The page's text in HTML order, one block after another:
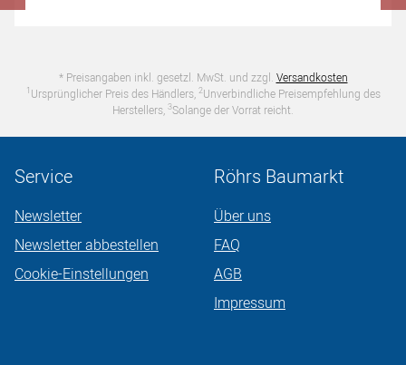
* Preisangaben inkl. gesetzl. MwSt. und zzgl. Versandkosten
1 Ursprünglicher Preis des Händlers, 2Unverbindliche Preisempfehlung des
Herstellers, 3Solange der Vorrat reicht.
Service
Newsletter
Newsletter abbestellen
Cookie-Einstellungen
Röhrs Baumarkt
Über uns
FAQ
AGB
Impressum